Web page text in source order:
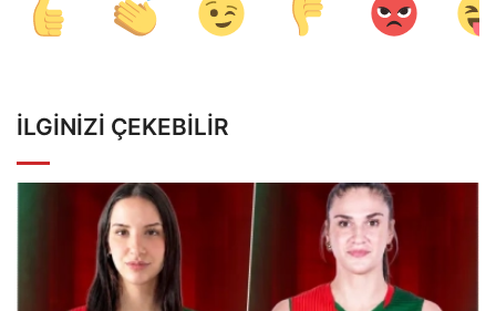
İLGINIZI ÇEKEBILIR